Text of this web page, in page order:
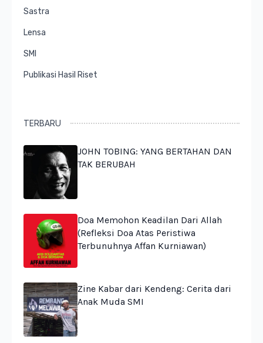
Sastra
Lensa
SMI
Publikasi Hasil Riset
TERBARU
JOHN TOBING: YANG BERTAHAN DAN
TAK BERUBAH
Doa Memohon Keadilan Dari Allah
(Refleksi Doa Atas Peristiwa
Terbunuhnya Affan Kurniawan)
Zine Kabar dari Kendeng: Cerita dari
Anak Muda SMI